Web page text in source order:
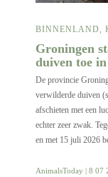
BINNENLAND,
Groningen
duiven toe
De provincie
verwilderde duiven
afschieten met een
echter zeer zwak.
en met 15 juli 2026
AnimalsToday | 8 07